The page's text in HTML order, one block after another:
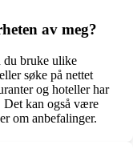
av meg?
du bruke ulike
søke på nettet
og hoteller har
Det kan også være
om anbefalinger.